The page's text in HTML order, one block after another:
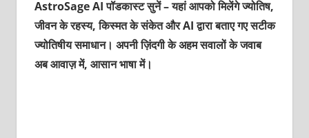
AstroSage AI पॉडकास्ट सुनें – यहां आपको मिलेंगे ज्योतिष,
जीवन के रहस्य, किस्मत के संकेत और AI द्वारा बताए गए सटीक
ज्योतिषीय समाधान। अपनी ज़िंदगी के अहम सवालों के जवाब
अब आवाज़ में, आसान भाषा में।